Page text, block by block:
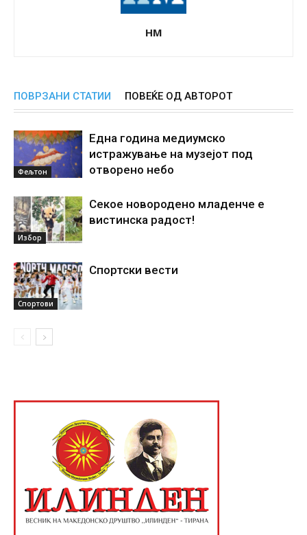
НМ
ПОВРЗАНИ СТАТИИ ПОВЕЌЕ ОД АВТОРОТ
Фељтон
Една година медиумско
истражување на музејот под
отворено небо
Избор
Секое новородено младенче е
вистинска радост!
Спортови
Спортски вести